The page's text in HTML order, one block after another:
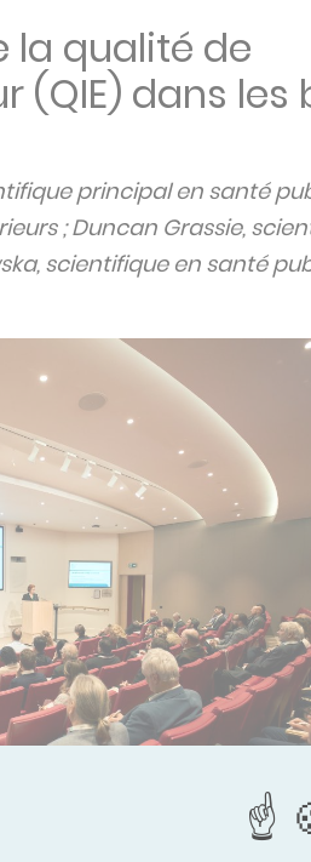
la qualité de
(QIE) dans
principal en santé
; Duncan Grassie,
scientifique en santé